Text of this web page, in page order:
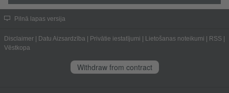
Pilnā lapas versija
Disclaimer Datu Aizsardzība Privātie iestatījumi Lietošanas noteikumi RSS
Vēstkopa
Withdraw from contract